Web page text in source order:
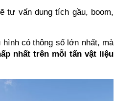
tư vấn dung tích gầu, boom,
có thông số lớn nhất, mà
nhất trên mỗi tấn vật liệu